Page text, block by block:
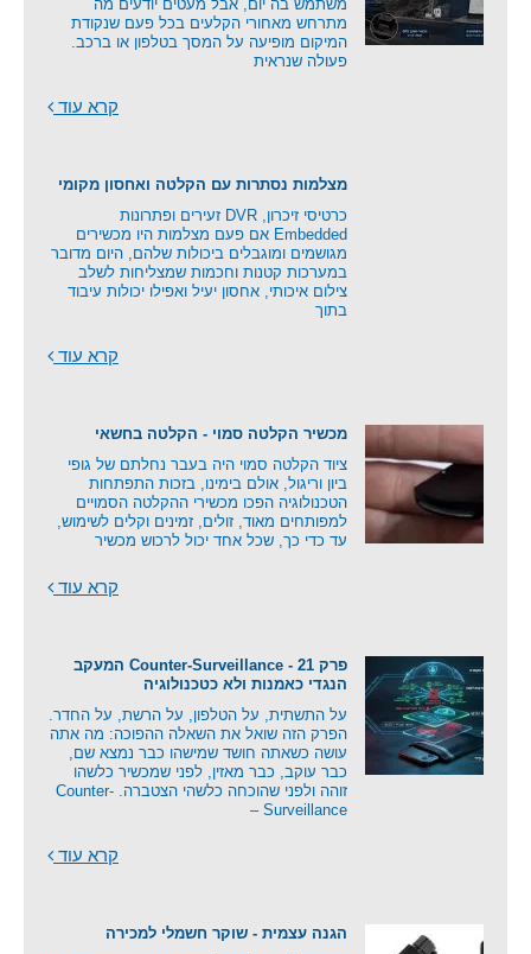
משתמש בה יום, אבל מעטים יודעים מה
מתרחש מאחורי הקלעים בכל פעם שנקודת
המיקום מופיעה על המסך בטלפון או ברכב.
פעולה שנראית
קרא עוד
מצלמות נסתרות עם הקלטה ואחסון מקומי
כרטיסי זיכרון, DVR זעירים ופתרונות
Embedded אם פעם מצלמות היו מכשירים
מגושמים ומוגבלים ביכולות שלהם, היום מדובר
במערכות קטנות וחכמות שמצליחות לשלב
צילום איכותי, אחסון יעיל ואפילו יכולות עיבוד
בתוך
קרא עוד
מכשיר הקלטה סמוי - הקלטה בחשאי
ציוד הקלטה סמוי היה בעבר נחלתם של גופי
ביון וריגול, אולם בימינו, בזכות התפתחות
הטכנולוגיה הפכו מכשירי ההקלטה הסמויים
למפותחים מאוד, זולים, זמינים וקלים לשימוש,
עד כדי כך, שכל אחד יכול לרכוש מכשיר
קרא עוד
פרק 21 - Counter-Surveillance המעקב
הנגדי כאמנות ולא כטכנולוגיה
על התשתית, על הטלפון, על הרשת, על החדר.
הפרק הזה שואל את השאלה ההפוכה: מה אתה
עושה כשאתה חושד שמישהו כבר נמצא שם,
כבר עוקב, כבר מאזין, לפני שמכשיר כלשהו
זוהה ולפני שהוכחה כלשהי הצטברה. Counter-
Surveillance –
קרא עוד
הגנה עצמית - שוקר חשמלי למכירה